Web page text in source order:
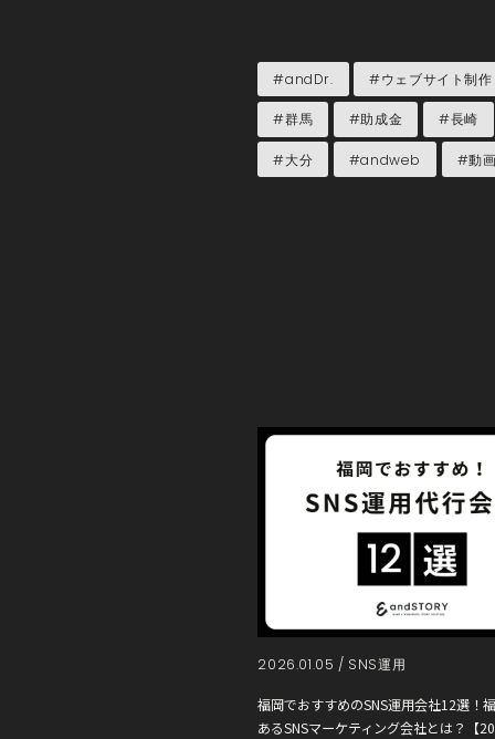
#andDr. #ウェブサイト制作
#群馬 #助成金 #長崎
#大分 #andweb #動
2026.01.05 / SNS運用
福岡でおすすめのSNS運用会社12選！
あるSNSマーケティング会社とは？【